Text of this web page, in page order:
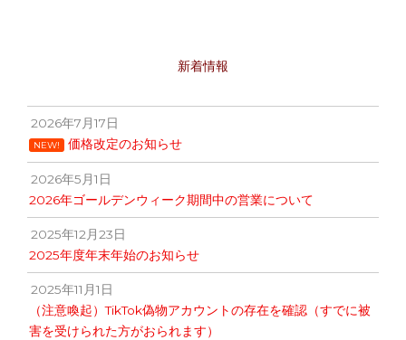
新着情報
2026年7月17日
NEW! 価格改定のお知らせ
2026年5月1日
2026年ゴールデンウィーク期間中の営業について
2025年12月23日
2025年度年末年始のお知らせ
2025年11月1日
（注意喚起）TikTok偽物アカウントの存在を確認（すでに被
害を受けられた方がおられます）